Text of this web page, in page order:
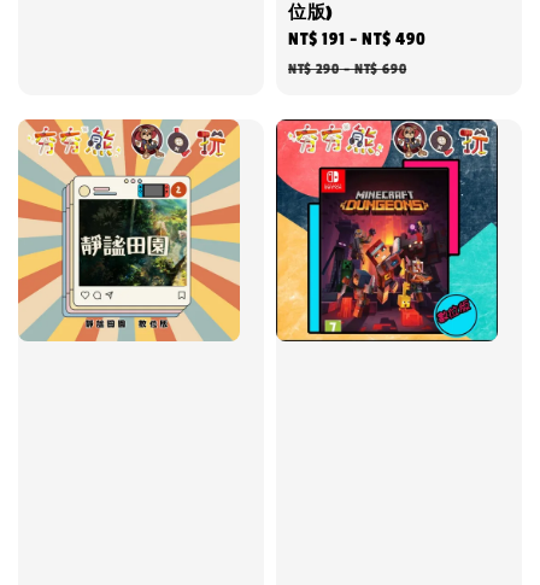
位版)
Sale
price
NT$ 191 -NT$ 490
NT$ 290-NT$ 690